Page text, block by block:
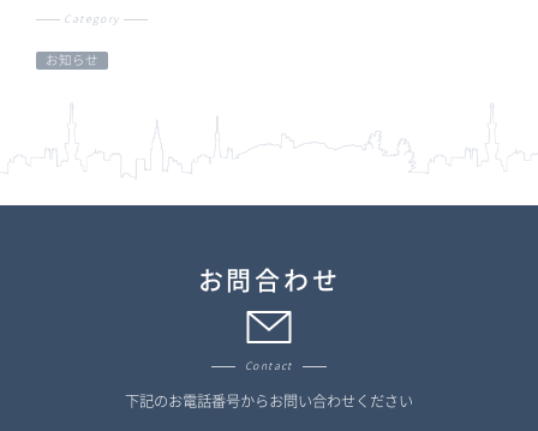
Category
お知らせ
お問合わせ
Contact
下記のお電話番号からお問い合わせください